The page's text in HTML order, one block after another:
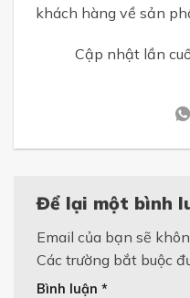
khách hàng về sản
Cập nhật lần
Để lại một bình
Email của bạn sẽ
Các trường bắt buộc
Bình luận *